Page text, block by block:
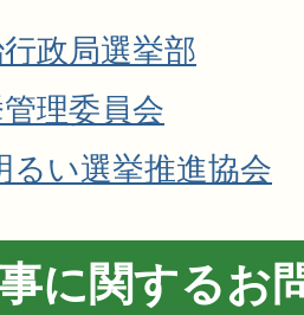
政局選挙部
理委員会
るい選挙推進協会
に関するお